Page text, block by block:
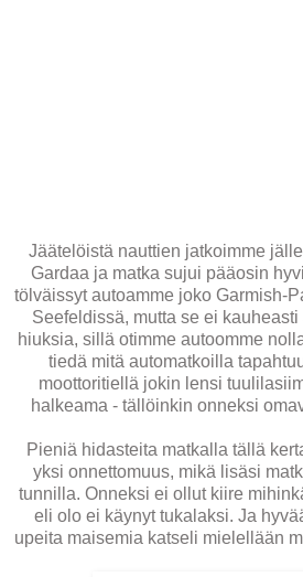
Jäätelöistä nauttien jatkoimme
Gardaa ja matka sujui pääosin
tölväissyt autoamme joko Garmish-
Seefeldissä, mutta se ei
hiuksia, sillä otimme autoomme
tiedä mitä automatkoilla
moottoritiellä jokin lensi
halkeama - tällöinkin onneksi
Pieniä hidasteita matkalla tällä
yksi onnettomuus, mikä lisäsi
tunnilla. Onneksi ei ollut kiire
eli olo ei käynyt tukalaksi. Ja
upeita maisemia katseli mielellään